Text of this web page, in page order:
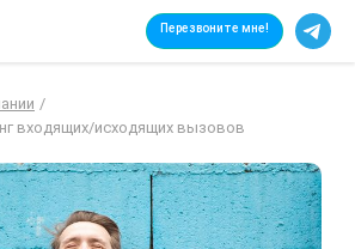
Перезвоните мне!
входящих/исходящих вызовов